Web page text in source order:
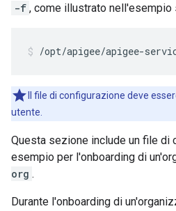
-f , come illustrato nell'esempio
/opt/apigee/apigee-
Il file di configurazione deve
utente.
Questa sezione include un file di
esempio per l'onboarding di
org .
Durante l'onboarding di